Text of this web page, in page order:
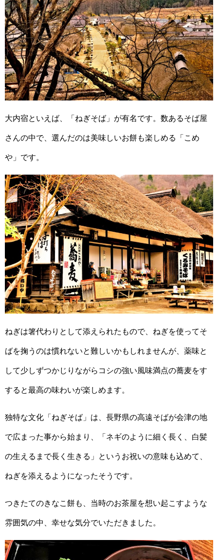
大内宿といえば、「ねぎそば」が有名です。数あるそば屋
さんの中で、選んだのは美味しいお餅も楽しめる「こめ
や」です。
ねぎは箸代わりとして添えられたもので、ねぎを使ってそ
ばを掬うのは慣れないと難しいかもしれませんが、薬味と
して少しずつかじりながらコシの強い風味満点の蕎麦をす
すると最高の味わいが楽しめます。
独特な文化「ねぎそば」は、長野県の高遠そばが会津の地
で広まった事から始まり、「ネギのように細く長く、白髪
の生えるまで長く生きる」というお祝いの意味も込めて、
ねぎを添えるようになったそうです。
つきたてのきなこ餅も、当時のお茶屋を想い起こすような
雰囲気の中、幸せな気分でいただきました。